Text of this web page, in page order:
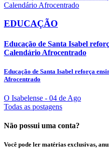
EDUCAÇÃO
Educação de Santa Isabel
Calendário Afrocentrado
Educação de Santa Isabel reforça
Afrocentrado
O Isabelense - 04 de Ago
Todas as postagens
Não possui uma conta?
Você pode ler matérias exclusivas,